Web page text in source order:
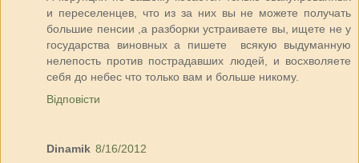
и переселенцев, что из за них вы не можете получать
большие пенсии ,а разборки устраиваете вы, ищете не у
государства виновных а пишете всякую выдуманную
нелепость против пострадавших людей, и восхволяете
себя до небес что только вам и больше никому.
Відповісти
Dinamik 8/16/2012